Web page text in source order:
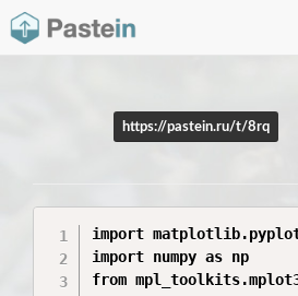
https://pastein.ru/t/8rq
import
import numpy as np
from